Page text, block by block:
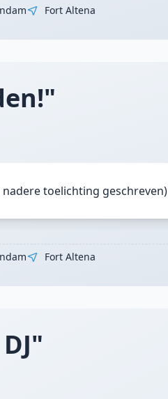
Fort Altena
toelichting geschreven)
Fort Altena